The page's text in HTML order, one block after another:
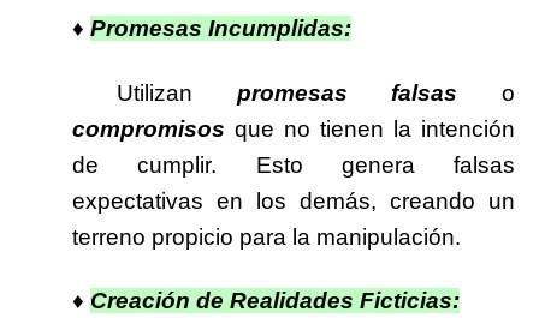
♦ Promesas Incumplidas:
Utilizan promesas falsas o
compromisos que no tienen la intención
de cumplir. Esto genera falsas
expectativas en los demás, creando un
terreno propicio para la manipulación.
♦ Creación de Realidades Ficticias: